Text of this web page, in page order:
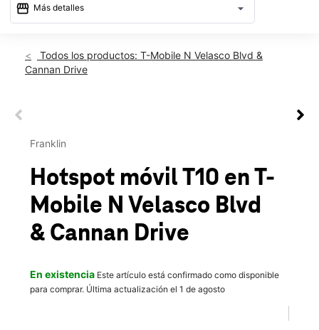
storefront Más detalles arrow_drop_down
Vie.: 10:00 a.m. a 8:00 p.m.
Sáb.:10:00 a.m. a 8:00 p.m.
Jue.:
1806 N Velasco St Ste C Angleton, TX 77515
Todos los productos: T-Mobile N Velasco Blvd &
Cannan Drive
This carousel shows one large product image at a time. Use
Franklin
Hotspot móvil T10 en T-
Mobile N Velasco Blvd
& Cannan Drive
En existencia Este artículo está confirmado como disponible
para comprar. Última actualización el 1 de agosto